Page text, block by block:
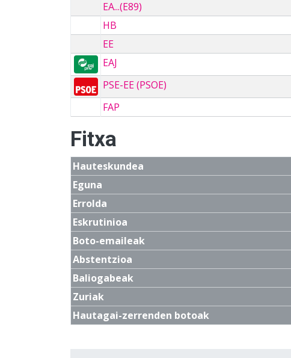
EA...(E89)
HB
EE
EAJ
PSE-EE (PSOE)
FAP
Fitxa
Hauteskundea
Eguna
Errolda
Eskrutinioa
Boto-emaileak
Abstentzioa
Baliogabeak
Zuriak
Hautagai-zerrenden botoak